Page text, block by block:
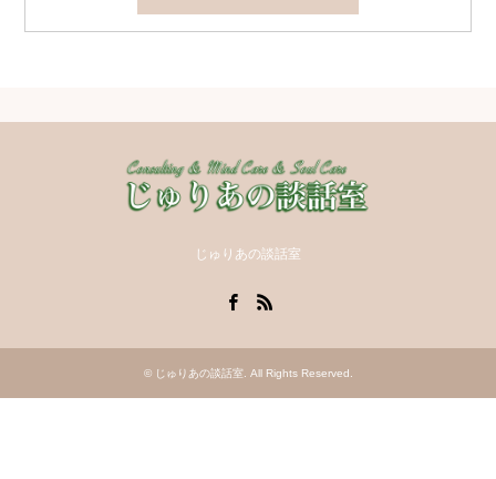
じゅりあの談話室
© じゅりあの談話室. All Rights Reserved.